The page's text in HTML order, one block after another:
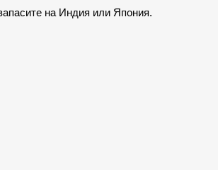
на Индия или Япония.